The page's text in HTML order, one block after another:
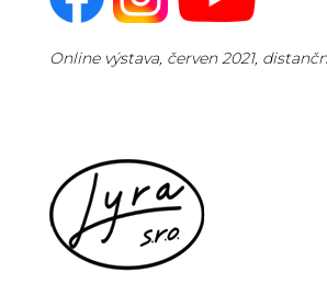
Online výstava, červen 2021,